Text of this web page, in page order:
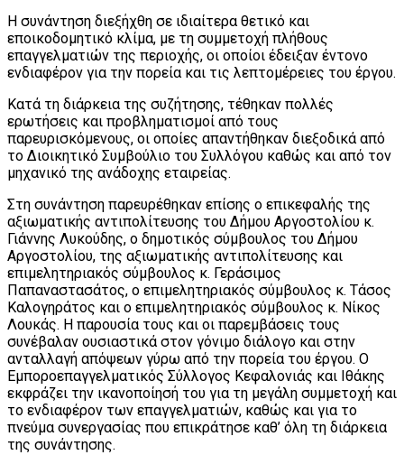
Η συνάντηση διεξήχθη σε ιδιαίτερα θετικό και
εποικοδομητικό κλίμα, με τη συμμετοχή πλήθους
επαγγελματιών της περιοχής, οι οποίοι έδειξαν έντονο
ενδιαφέρον για την πορεία και τις λεπτομέρειες του έργου.
Κατά τη διάρκεια της συζήτησης, τέθηκαν πολλές
ερωτήσεις και προβληματισμοί από τους
παρευρισκόμενους, οι οποίες απαντήθηκαν διεξοδικά από
το Διοικητικό Συμβούλιο του Συλλόγου καθώς και από τον
μηχανικό της ανάδοχης εταιρείας.
Στη συνάντηση παρευρέθηκαν επίσης ο επικεφαλής της
αξιωματικής αντιπολίτευσης του Δήμου Αργοστολίου κ.
Γιάννης Λυκούδης, ο δημοτικός σύμβουλος του Δήμου
Αργοστολίου, της αξιωματικής αντιπολίτευσης και
επιμελητηριακός σύμβουλος κ. Γεράσιμος
Παπαναστασάτος, ο επιμελητηριακός σύμβουλος κ. Τάσος
Καλογηράτος και ο επιμελητηριακός σύμβουλος κ. Νίκος
Λουκάς. Η παρουσία τους και οι παρεμβάσεις τους
συνέβαλαν ουσιαστικά στον γόνιμο διάλογο και στην
ανταλλαγή απόψεων γύρω από την πορεία του έργου. Ο
Εμποροεπαγγελματικός Σύλλογος Κεφαλονιάς και Ιθάκης
εκφράζει την ικανοποίησή του για τη μεγάλη συμμετοχή και
το ενδιαφέρον των επαγγελματιών, καθώς και για το
πνεύμα συνεργασίας που επικράτησε καθ’ όλη τη διάρκεια
της συνάντησης.